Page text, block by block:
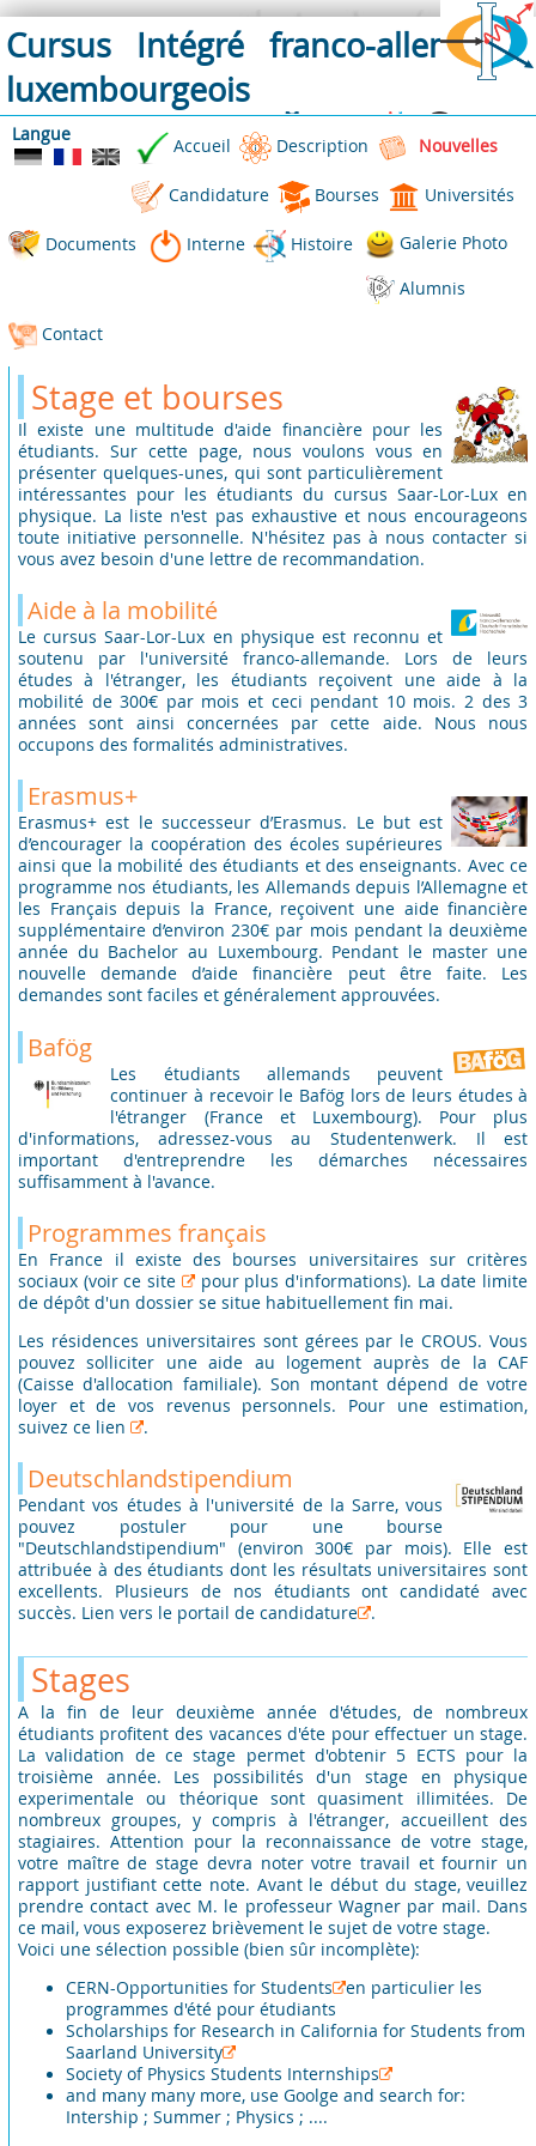
Cursus Intégré franco-allemand-
luxembourgeois
en Physique
Langue
Accueil Description Nouvelles
Candidature Bourses Universités
Documents Interne Histoire Galerie Photo
Alumnis
Contact
Stage et bourses
Il existe une multitude d'aide financière pour les
étudiants. Sur cette page, nous voulons vous en
présenter quelques-unes, qui sont particulièrement
intéressantes pour les étudiants du cursus Saar-Lor-Lux en
physique. La liste n'est pas exhaustive et nous encourageons
toute initiative personnelle. N'hésitez pas à nous contacter si
vous avez besoin d'une lettre de recommandation.
Aide à la mobilité
Le cursus Saar-Lor-Lux en physique est reconnu et
soutenu par l'université franco-allemande. Lors de leurs
études à l'étranger, les étudiants reçoivent une aide à la
mobilité de 300€ par mois et ceci pendant 10 mois. 2 des 3
années sont ainsi concernées par cette aide. Nous nous
occupons des formalités administratives.
Erasmus+
Erasmus+ est le successeur d’Erasmus. Le but est
d’encourager la coopération des écoles supérieures
ainsi que la mobilité des étudiants et des enseignants. Avec ce
programme nos étudiants, les Allemands depuis l’Allemagne et
les Français depuis la France, reçoivent une aide financière
supplémentaire d’environ 230€ par mois pendant la deuxième
année du Bachelor au Luxembourg. Pendant le master une
nouvelle demande d’aide financière peut être faite. Les
demandes sont faciles et généralement approuvées.
Bafög
Les étudiants allemands peuvent
continuer à recevoir le Bafög lors de leurs études à
l'étranger (France et Luxembourg). Pour plus
d'informations, adressez-vous au Studentenwerk. Il est
important d'entreprendre les démarches nécessaires
suffisamment à l'avance.
Programmes français
En France il existe des bourses universitaires sur critères
sociaux (voir cesite
pour plus d'informations). La date limite
de dépôt d'un dossier se situe habituellement fin mai.
Les résidences universitaires sont gérees par le CROUS. Vous
pouvez solliciter une aide au logement auprès de la CAF
(Caisse d'allocation familiale). Son montant dépend de votre
loyer et de vos revenus personnels. Pour une estimation,
suivez ce lien .
Deutschlandstipendium
Pendant vos études à l'université de la Sarre, vous
pouvez postuler pour une bourse
"Deutschlandstipendium" (environ 300€ par mois). Elle est
attribuée à des étudiants dont les résultats universitaires sont
excellents. Plusieurs de nos étudiants ont candidaté avec
succès. Lien vers le portail de candidature .
Stages
A la fin de leur deuxième année d'études, de nombreux
étudiants profitent des vacances d'éte pour effectuer un stage.
La validation de ce stage permet d'obtenir 5 ECTS pour la
troisième année. Les possibilités d'un stage en physique
experimentale ou théorique sont quasiment illimitées. De
nombreux groupes, y compris à l'étranger, accueillent des
stagiaires. Attention pour la reconnaissance de votre stage,
votre maître de stage devra noter votre travail et fournir un
rapport justifiant cette note. Avant le début du stage, veuillez
prendre contact avec M. le professeur Wagner par mail. Dans
ce mail, vous exposerez brièvement le sujet de votre stage.
Voici une sélection possible (bien sûr incomplète):
CERN-Opportunities for Students
en particulier les
programmes d'été pour étudiants
Scholarships for Research in California for Students from
Saarland University
Society of Physics Students Internships
and many many more, use Goolge and search for:
Intership ; Summer ; Physics ; ....